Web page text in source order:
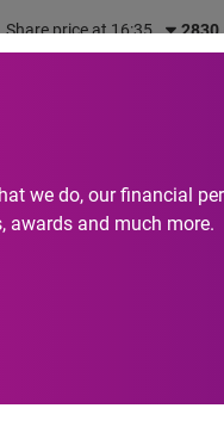
Share price at 16:35
we do, our financial
awards and much more.